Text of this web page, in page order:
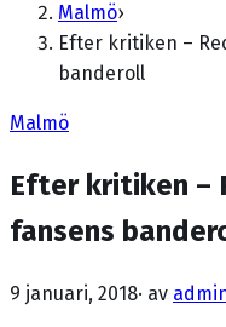
Malmö›
Efter kritiken –
banderoll
Malmö
Efter kritiken –
fansens
9 januari, 2018· av